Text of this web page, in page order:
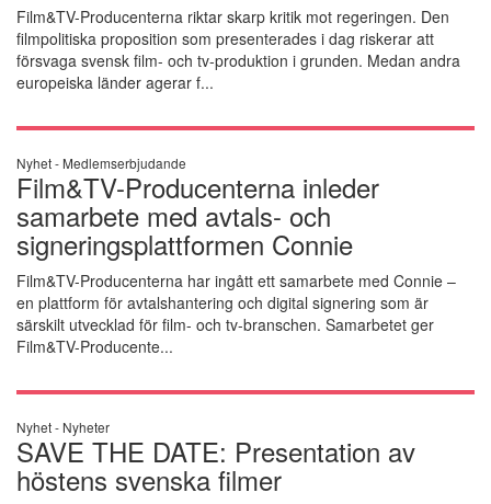
Film&TV-Producenterna riktar skarp kritik mot regeringen. Den
filmpolitiska proposition som presenterades i dag riskerar att
försvaga svensk film- och tv-produktion i grunden. Medan andra
europeiska länder agerar f...
Nyhet - Medlemserbjudande
Film&TV-Producenterna inleder
samarbete med avtals- och
signeringsplattformen Connie
Film&TV-Producenterna har ingått ett samarbete med Connie –
en plattform för avtalshantering och digital signering som är
särskilt utvecklad för film- och tv-branschen. Samarbetet ger
Film&TV-Producente...
Nyhet - Nyheter
SAVE THE DATE: Presentation av
höstens svenska filmer